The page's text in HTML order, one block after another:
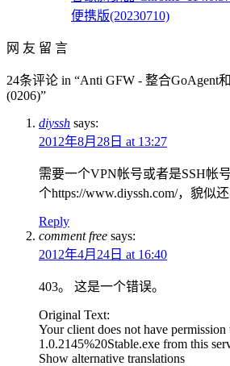
便携版(20230710)
网 友 留 言
24条评论 in “Anti GFW - 整合GoAgent
(0206)”
diyssh says:
2012年8月28日 at 13:27
需要一个VPN帐号或者是SSH帐
个https://www.diyssh.com/，貌似
Reply
comment free says:
2012年4月24日 at 16:40
403。 这是一个错误。
Original Text:
Your client does not have
1.0.2145%20Stable.exe from this
Show alternative translations